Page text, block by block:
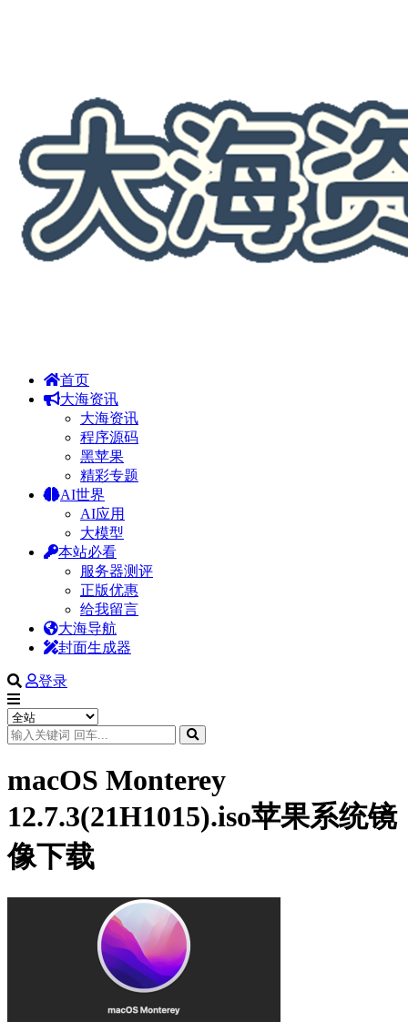
首页
大海资讯
大海资讯
程序源码
黑苹果
精彩专题
AI世界
AI应用
大模型
本站必看
服务器测评
正版优惠
给我留言
大海导航
封面生成器
登录
macOS Monterey
12.7.3(21H1015).iso苹果系统镜
像下载